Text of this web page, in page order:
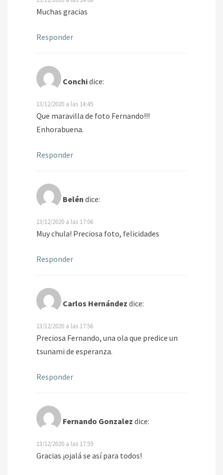
Muchas gracias
Responder
Conchidice:
13/12/2020 a las 14:45
Que maravilla de foto Fernando!!!
Enhorabuena.
Responder
Belén dice:
13/12/2020 a las 17:06
Muy chula! Preciosa foto, felicidades
Responder
Carlos Hernández dice:
13/12/2020 a las 17:56
Preciosa Fernando, una ola que predice un
tsunami de esperanza.
Responder
Fernando Gonzalez dice:
13/12/2020 a las 17:59
Gracias ¡ojalá se así para todos!